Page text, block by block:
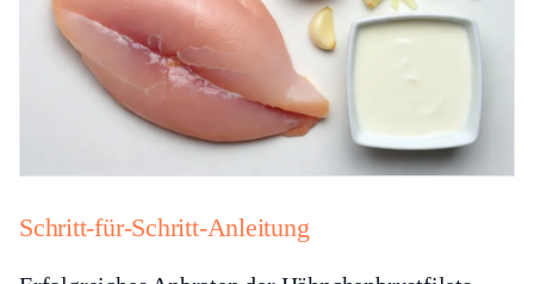
Schritt-für-Schritt-Anleitung